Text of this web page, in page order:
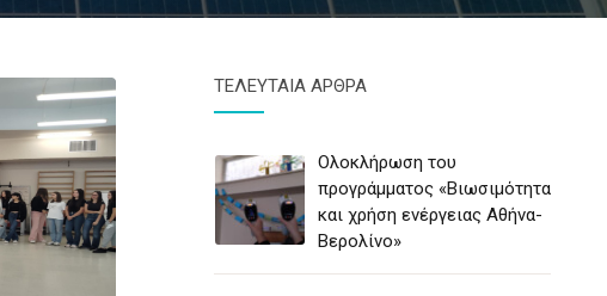
ΤΕΛΕΥΤΑΙΑ ΑΡΘΡΑ
Ολοκλήρωση του
προγράμματος «Βιωσιμότητα
και χρήση ενέργειας Αθήνα-
Βερολίνο»